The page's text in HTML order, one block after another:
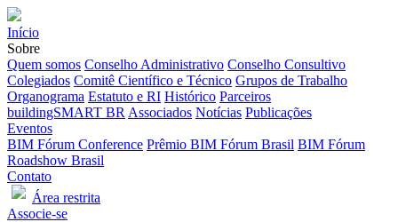
Início
Sobre
Quem somos Conselho Administrativo Conselho Consultivo
Colegiados Comitê Científico e Técnico Grupos de Trabalho
Organograma Estatuto e RI Histórico Parceiros
buildingSMART BR Associados Notícias Publicações
Eventos
BIM Fórum Conference Prêmio BIM Fórum Brasil BIM Fórum
Roadshow Brasil
Contato
Área restrita
Associe-se